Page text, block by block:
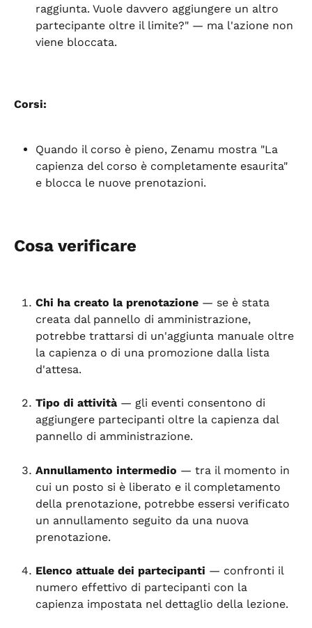
raggiunta. Vuole davvero aggiungere un altro
partecipante oltre il limite?" — ma l'azione non
viene bloccata.
Corsi:
Quando il corso è pieno, Zenamu mostra "La
capienza del corso è completamente esaurita"
e blocca le nuove prenotazioni.
Cosa verificare
Chi ha creato la prenotazione — se è stata
creata dal pannello di amministrazione,
potrebbe trattarsi di un'aggiunta manuale oltre
la capienza o di una promozione dalla lista
d'attesa.
Tipo di attività — gli eventi consentono di
aggiungere partecipanti oltre la capienza dal
pannello di amministrazione.
Annullamento intermedio — tra il momento in
cui un posto si è liberato e il completamento
della prenotazione, potrebbe essersi verificato
un annullamento seguito da una nuova
prenotazione.
Elenco attuale dei partecipanti — confronti il
numero effettivo di partecipanti con la
capienza impostata nel dettaglio della lezione.